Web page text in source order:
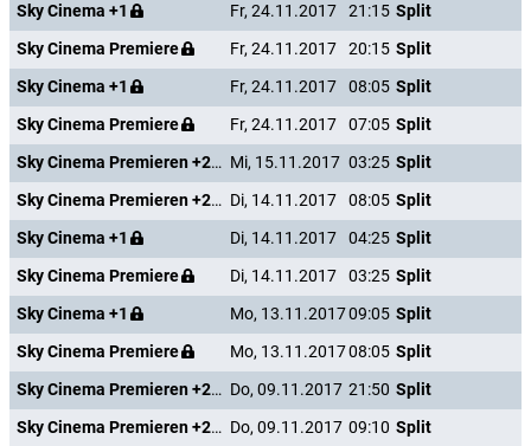
Sky Cinema +1
Fr, 24.11.2017 21:15 Split
Sky Cinema Premiere
Fr, 24.11.2017 20:15 Split
Sky Cinema +1
Fr, 24.11.2017 08:05 Split
Sky Cinema Premiere
Fr, 24.11.2017 07:05 Split
Sky Cinema Premieren +24 Mi, 15.11.2017 03:25 Split
Sky Cinema Premieren +24 Di, 14.11.2017 08:05 Split
Sky Cinema +1
Di, 14.11.2017 04:25 Split
Sky Cinema Premiere
Di, 14.11.2017 03:25 Split
Sky Cinema +1
Mo, 13.11.201709:05 Split
Sky Cinema Premiere
Mo, 13.11.201708:05 Split
Sky Cinema Premieren +24 Do, 09.11.2017 21:50 Split
Sky Cinema Premieren +24 Do, 09.11.2017 09:10 Split